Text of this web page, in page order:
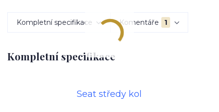
Kompletní specifikace Komentáře 1
Kompletní specifikace
Seat středy kol